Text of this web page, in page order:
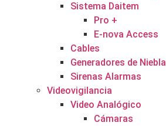
Sistema Daitem
Pro +
E-nova Access
Cables
Generadores de Niebla
Sirenas Alarmas
Videovigilancia
Video Analógico
Cámaras